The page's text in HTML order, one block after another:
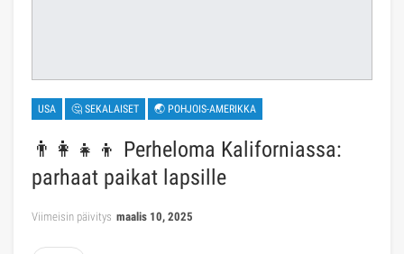
USA 🤔 SEKALAISET 🌏 POHJOIS-AMERIKKA
👨‍👩‍👧‍👦 Perheloma Kaliforniassa:
parhaat paikat lapsille
Viimeisin päivitys maalis 10, 2025